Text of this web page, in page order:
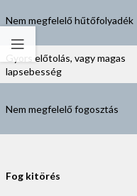
Nem megfelelő hűtőfolyadék
Gyors előtolás, vagy magas
lapsebesség
Nem megfelelő fogosztás
Fog kitörés